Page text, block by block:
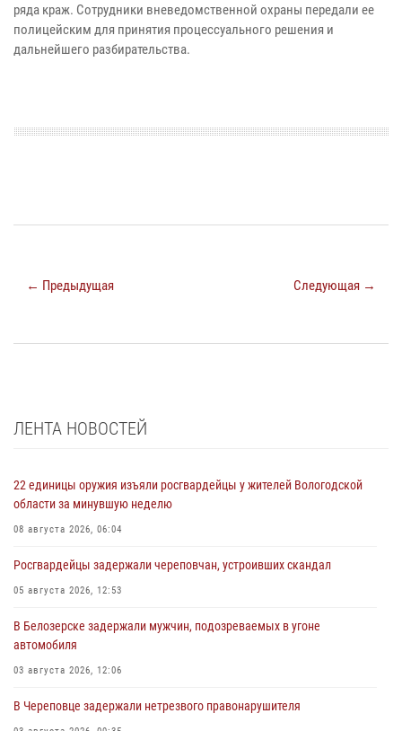
ряда краж. Сотрудники вневедомственной охраны передали ее
полицейским для принятия процессуального решения и
дальнейшего разбирательства.
← Предыдущая Следующая →
ЛЕНТА НОВОСТЕЙ
22 единицы оружия изъяли росгвардейцы у жителей Вологодской
области за минувшую неделю
08 августа 2026, 06:04
Росгвардейцы задержали череповчан, устроивших скандал
05 августа 2026, 12:53
В Белозерске задержали мужчин, подозреваемых в угоне
автомобиля
03 августа 2026, 12:06
В Череповце задержали нетрезвого правонарушителя